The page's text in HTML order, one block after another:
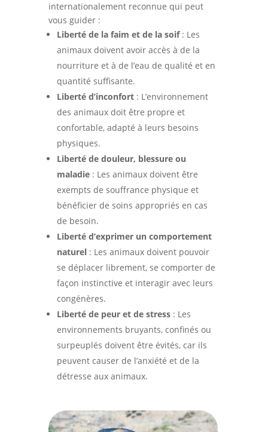
internationalement reconnue qui peut
vous guider :
Liberté de la faim et de la soif: Les
animaux doivent avoir accès à de la
nourriture et à de l’eau de qualité et en
quantité suffisante.
Liberté d’inconfort: L’environnement
des animaux doit être propre et
confortable, adapté à leurs besoins
physiques.
Liberté de douleur, blessure ou
maladie: Les animaux doivent être
exempts de souffrance physique et
bénéficier de soins appropriés en cas
de besoin.
Liberté d’exprimer un comportement
naturel: Les animaux doivent pouvoir
se déplacer librement, se comporter de
façon instinctive et interagir avec leurs
congénères.
Liberté de peur et de stress: Les
environnements bruyants, confinés ou
surpeuplés doivent être évités, car ils
peuvent causer de l’anxiété et de la
détresse aux animaux.